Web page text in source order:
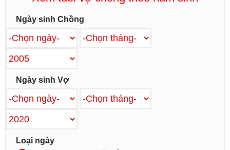
Ngày sinh Chồng
Ngày sinh Vợ
Loại ngày